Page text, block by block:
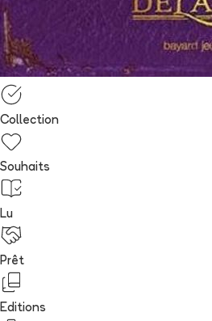
Collection
Souhaits
Lu
Prêt
Editions